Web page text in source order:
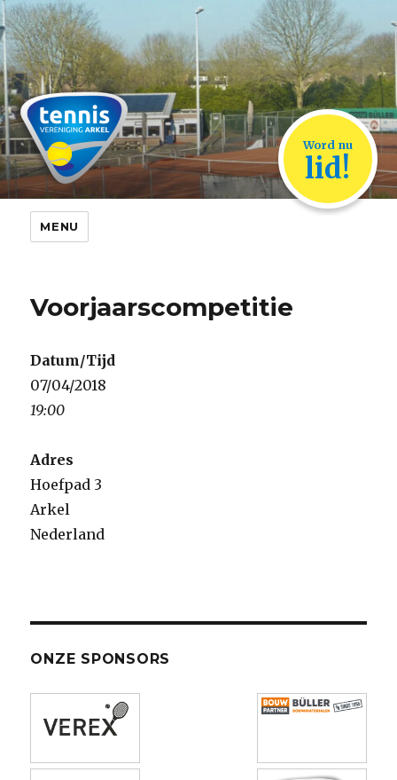
TVA Arkel
Word nu
lid!
MENU
Voorjaarscompetitie
Datum/Tijd
07/04/2018
19:00
Adres
Hoefpad 3
Arkel
Nederland
ONZE SPONSORS